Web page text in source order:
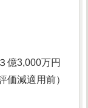
億3,000万円
価減適用前）